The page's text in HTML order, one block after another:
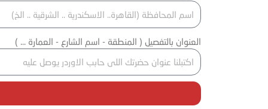
العنوان بالتفصيل ( المنطقة - اسم الشارع - العمارة ... )